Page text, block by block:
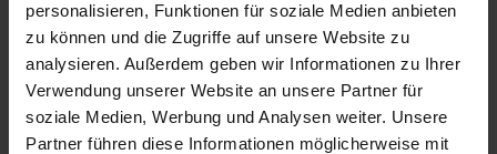
personalisieren, Funktionen für soziale Medien anbieten
zu können und die Zugriffe auf unsere Website zu
analysieren. Außerdem geben wir Informationen zu Ihrer
Verwendung unserer Website an unsere Partner für
soziale Medien, Werbung und Analysen weiter. Unsere
Partner führen diese Informationen möglicherweise mit